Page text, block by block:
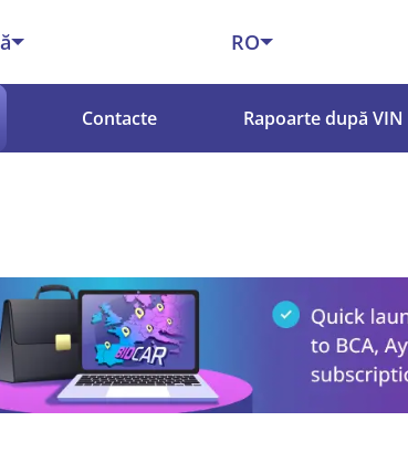
RO
Contacte Rapoarte după VIN